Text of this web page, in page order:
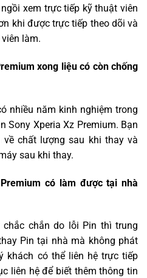
xem trực tiếp kỹ thuật viên
khi được trực tiếp theo dõi và
làm.
xong liệu có còn chống
nhiều năm kinh nghiệm trong
Sony Xperia Xz Premium. Bạn
chất lượng sau khi thay và
sau khi thay.
có làm được tại nhà
chắn do lỗi Pin thì trung
Pin tại nhà mà không phát
khách có thể liên hệ trực tiếp
liên hệ để biết thêm thông tin